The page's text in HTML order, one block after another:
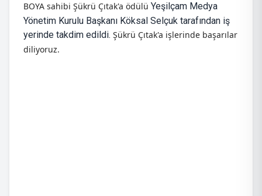
BOYA sahibi Şükrü Çıtak'a ödülü Yeşilçam Medya
Yönetim Kurulu Başkanı Köksal Selçuk tarafından iş
yerinde takdim edildi. Şükrü Çıtak'a işlerinde başarılar
diliyoruz.